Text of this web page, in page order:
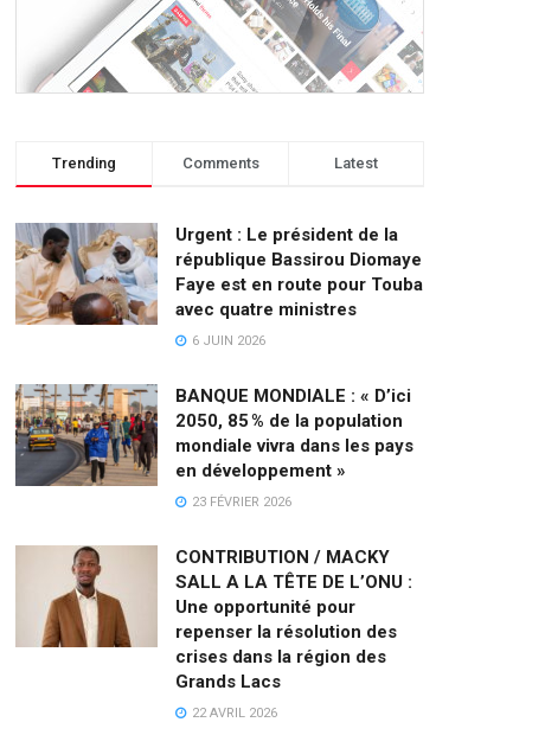
Trending Comments Latest
Urgent : Le président de la
république Bassirou Diomaye
Faye est en route pour Touba
avec quatre ministres
6 JUIN 2026
BANQUE MONDIALE : « D’ici
2050, 85 % de la population
mondiale vivra dans les pays
en développement »
23 FÉVRIER 2026
CONTRIBUTION / MACKY
SALL A LA TÊTE DE L’ONU :
Une opportunité pour
repenser la résolution des
crises dans la région des
Grands Lacs
22 AVRIL 2026